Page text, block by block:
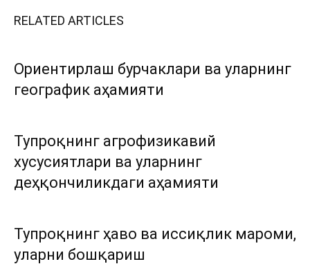
RELATED ARTICLES
Ориентирлаш бурчаклари ва уларнинг
географик аҳамияти
Тупроқнинг агрофизикавий
хусусиятлари ва уларнинг
деҳқончиликдаги аҳамияти
Тупроқнинг ҳаво ва иссиқлик мароми,
уларни бошқариш